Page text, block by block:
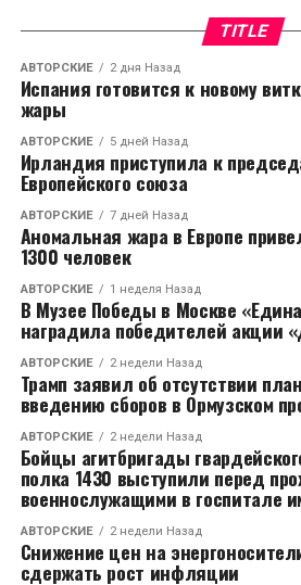
праздника. В своём заявлении
при каких обстоятельствах мы
вид, будто всё в порядке, когда
правительство, действующее как
коррумпированная мафия».
покинул приём, ограничившись
приветствием в адрес
Комментариев со стороны его
поступило.
В Барселоне праздничные
в акцию недовольства — более
вышли на улицы города, выражая
политики центрального
марша скандировали лозунги с
премьер-министра и его
Дополнительный резонанс
мадридском Военно-морском
участницы гражданского
краской полотно «Первое
Колумба». По их словам, таким
выразили протест против самой
TITLE
АВТОРСКИЕ 2 дня Назад
Испания готовится к новому
жары
АВТОРСКИЕ 5 дней Назад
Ирландия приступила к
Европейского союза
АВТОРСКИЕ 7 дней Назад
Аномальная жара в Европе
1300 человек
АВТОРСКИЕ 1 неделя Назад
В Музее Победы в Москве
наградила победителей акции
АВТОРСКИЕ 2 недели Назад
Трамп заявил об отсутствии
введению сборов в Ормузском
АВТОРСКИЕ 2 недели Назад
Бойцы агитбригады
полка 1430 выступили перед
военнослужащими в госпитале
АВТОРСКИЕ 2 недели Назад
Снижение цен на
сдержать рост инфляции